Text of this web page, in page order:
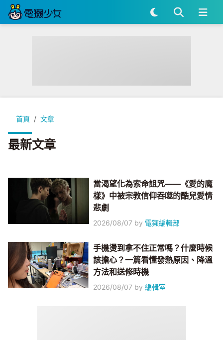
首頁 文章
最新文章
當渴望化為索命詛咒——《愛的魔
樣》中被宗教信仰吞噬的酷兒愛情
悲劇
2026/08/07 by 電獺編輯部
手機燙到拿不住正常嗎？什麼時候
該擔心？一篇看懂發熱原因、降溫
方法和送修時機
2026/08/07 by編輯室